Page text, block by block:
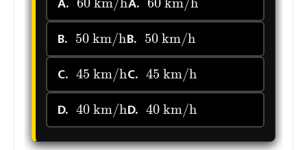
B.
50km/h
B.
50km/h
C.
45km/h
C.
45km/h
D.
40km/h
D.
40km/h